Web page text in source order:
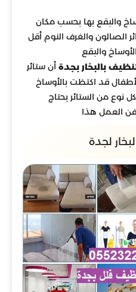
والبقع بها بحسب مكان
الصالون والغرف النوم أقل
والبقع
بالبخار بجدة أن ستائر
قد اكتظت بالأوساخ
نوع من الستائر يحتاج
فن العمل هذا
لجدة